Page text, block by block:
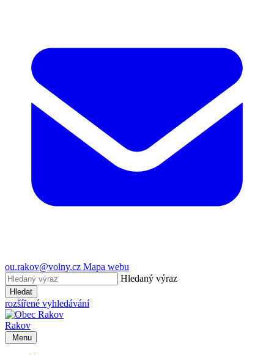
ou.rakov@volny.cz Mapa webu
Hledaný výraz
Hledat
rozšířené vyhledávání
Rakov
Menu